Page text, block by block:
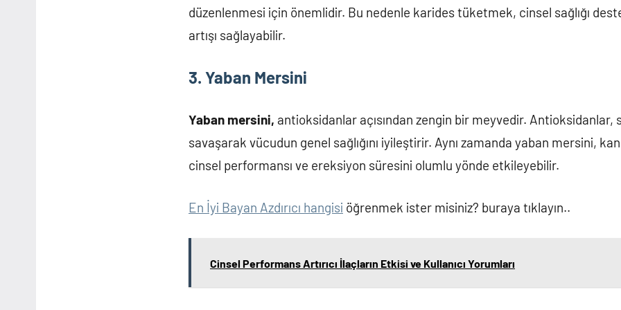
düzenlenmesi için önemlidir. Bu nedenle karides tüketmek, cinsel sağlığı
artışı sağlayabilir.
3. Yaban Mersini
Yaban mersini, antioksidanlar açısından zengin bir meyvedir.
savaşarak vücudun genel sağlığını iyileştirir. Aynı zamanda yaban mersini, kan
cinsel performansı ve ereksiyon süresini olumlu yönde etkileyebilir.
En İyi Bayan Azdırıcı hangisi öğrenmek ister misiniz? buraya tıklayın..
Cinsel Performans Artırıcı İlaçların Etkisi ve Kullanıcı Yorumları